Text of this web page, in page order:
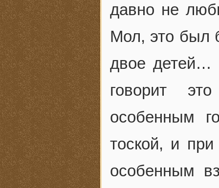
давно не
Мол, это был
двое детей…
говорит
особенным
тоской, и
особенным